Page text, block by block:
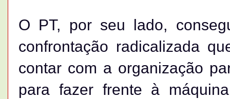
O PT, por seu lado,
confrontação radicalizada
contar com a organização
para fazer frente à